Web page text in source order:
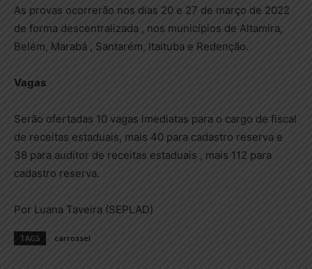
As provas ocorrerão nos dias 20 e 27 de março de 2022
de forma descentralizada , nos municípios de Altamira,
Belém, Marabá , Santarém, Itaituba e Redenção.
Vagas
Serão ofertadas 10 vagas imediatas para o cargo de fiscal
de receitas estaduais, mais 40 para cadastro reserva e
38 para auditor de receitas estaduais , mais 112 para
cadastro reserva.
Por Luana Taveira (SEPLAD)
TAGS carrossel